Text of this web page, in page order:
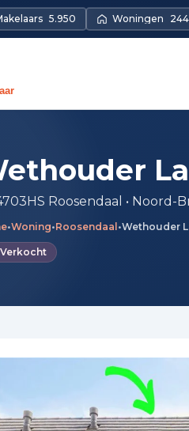
5.950 Woningen
Roosendaal • Noord-
•Woning•Roosendaal •Wethouder
Verkocht